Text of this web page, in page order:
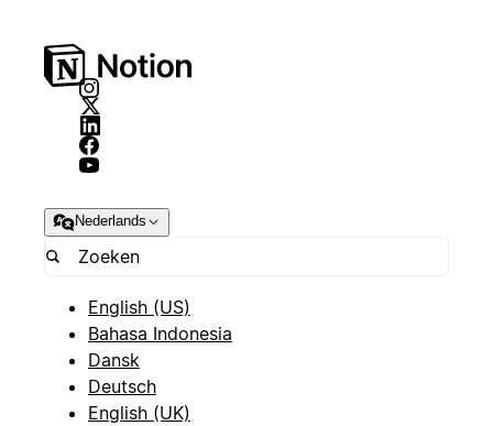
Nederlands
English (US)
Bahasa Indonesia
Dansk
Deutsch
English (UK)